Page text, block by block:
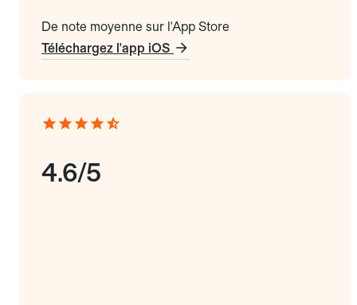
De note moyenne sur l'App Store
Téléchargez l'app iOS
4.6/5